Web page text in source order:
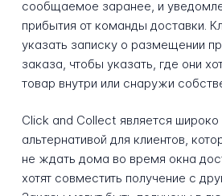
сообщаемое заранее, и
прибытия от команды доставки.
указать записку о размещении
заказа, чтобы указать, где они
товар внутри или снаружи
Click and Collect является
альтернативой для клиентов,
не ждать дома во время окна
хотят совместить получение с